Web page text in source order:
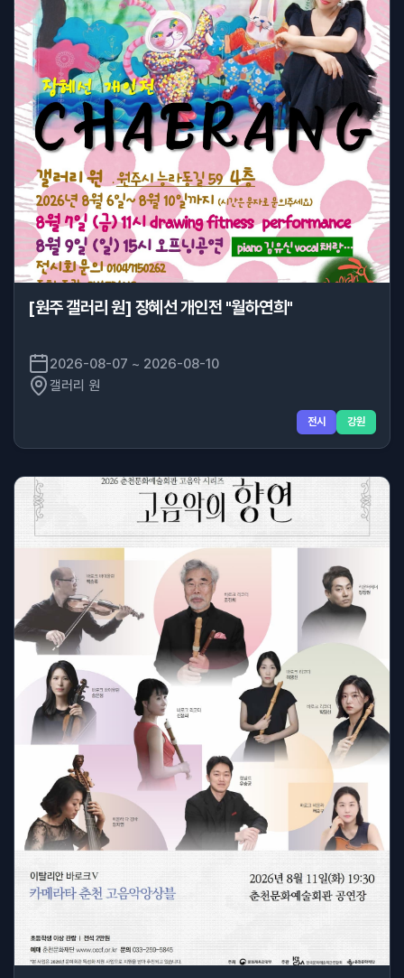
[원주 갤러리 원] 장혜선 개인전 "월하연희"
2026-08-07 ~ 2026-08-10
갤러리 원
전시 강원